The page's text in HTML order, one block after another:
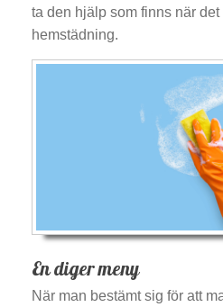
ta den hjälp som finns när
hemstädning.
En diger meny
När man bestämt sig för att